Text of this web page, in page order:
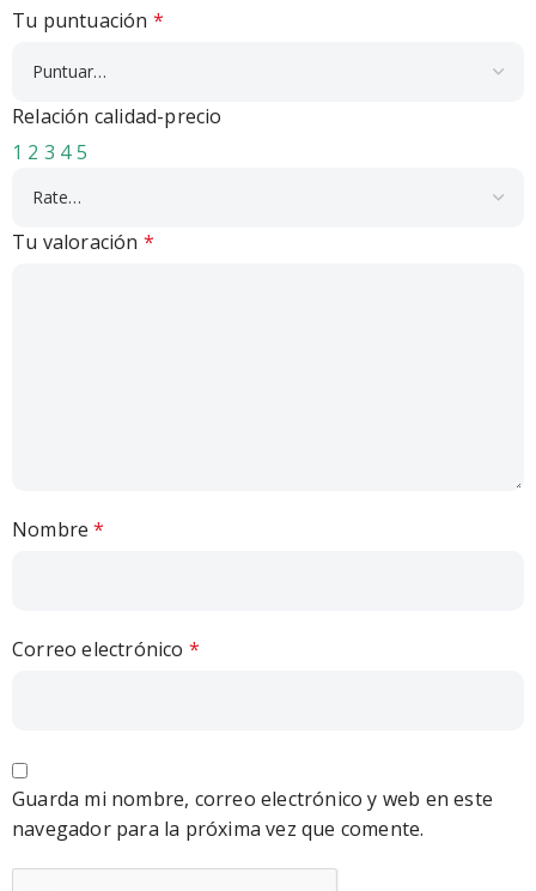
Tu puntuación *
Relación calidad-precio
1 2 3 4 5
Tu valoración *
Nombre*
Correo electrónico *
Guarda mi nombre, correo electrónico y web en este
navegador para la próxima vez que comente.